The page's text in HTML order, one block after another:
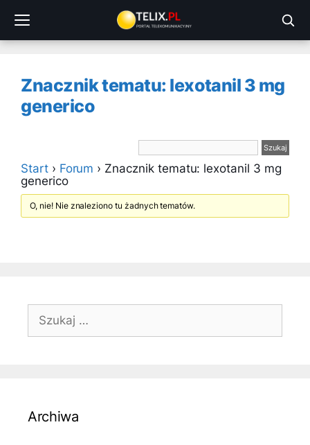
treści
Znacznik tematu: lexotanil 3 mg
generico
Start › Forum › Znacznik tematu: lexotanil 3 mg
generico
O, nie! Nie znaleziono tu żadnych tematów.
Szukaj:
Archiwa